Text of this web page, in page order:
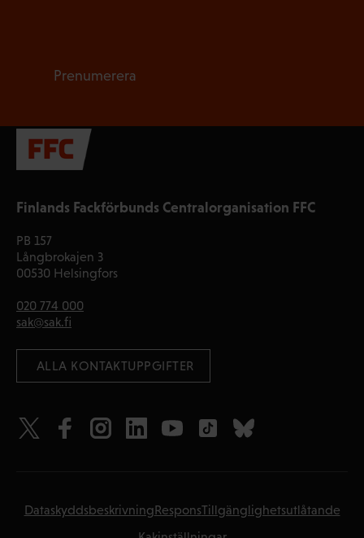
Finlands Fackförbunds Centralorganisation FFC
PB 157
Långbrokajen 3
00530 Helsingfors
020 774 000
sak@sak.fi
ALLA KONTAKTUPPGIFTER
Prenumerera
DataskyddsbeskrivningResponsTillgänglighetsutlåtande